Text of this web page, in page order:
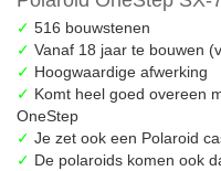
✓ 516 bouwstenen
✓ Vanaf 18 jaar te bouwen
✓ Hoogwaardige afwerking
✓ Komt heel goed overeen
OneStep
✓ Je zet ook een Polaroid
✓ De polaroids komen ook